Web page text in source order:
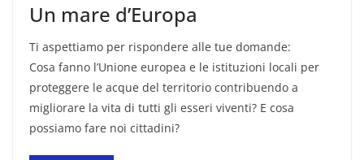
Un mare d’Europa
Ti aspettiamo per rispondere alle tue domande:
Cosa fanno l’Unione europea e le istituzioni locali per
proteggere le acque del territorio contribuendo a
migliorare la vita di tutti gli esseri viventi? E cosa
possiamo fare noi cittadini?